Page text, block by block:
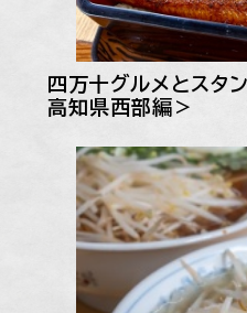
四万十グルメとスタ
高知県西部編＞